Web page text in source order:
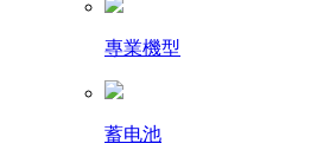
專業機型
蓄电池